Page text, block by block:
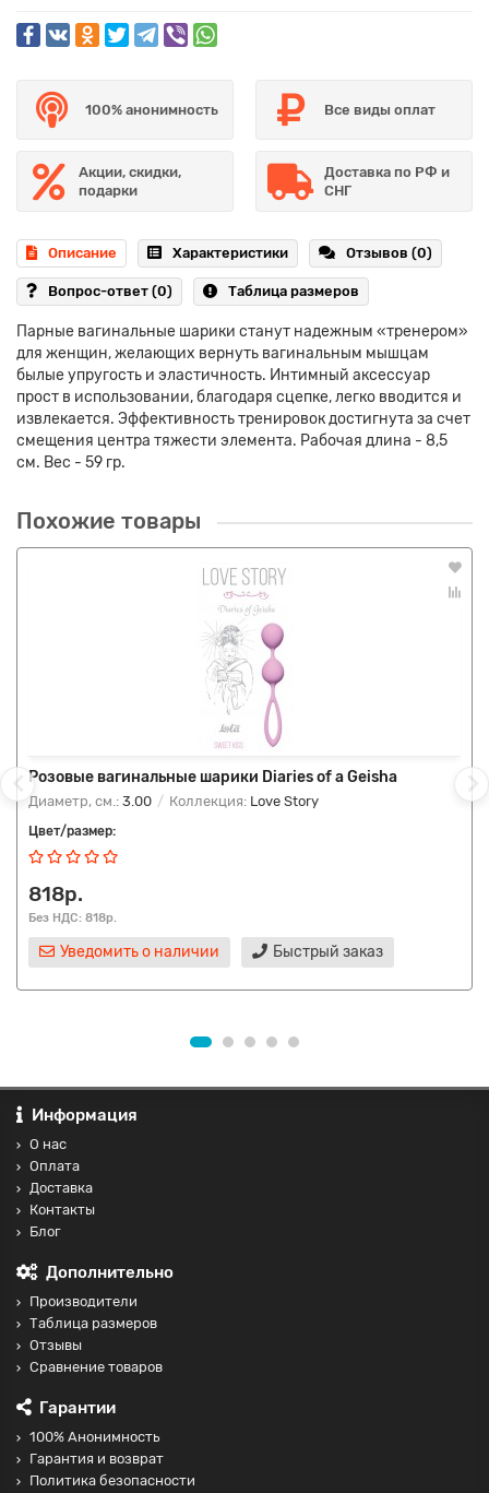
100% анонимность Все виды оплат
Акции, скидки,
подарки
Доставка по РФ и
СНГ
Описание Характеристики Отзывов (0)
Вопрос-ответ (0) Таблица размеров
Парные вагинальные шарики станут надежным «тренером»
для женщин, желающих вернуть вагинальным мышцам
былые упругость и эластичность. Интимный аксессуар
прост в использовании, благодаря сцепке, легко вводится и
извлекается. Эффективность тренировок достигнута за счет
смещения центра тяжести элемента. Рабочая длина - 8,5
см. Вес - 59 гр.
Похожие товары
Розовые вагинальные шарики Diaries of a Geisha
Диаметр, см.: 3.00 Коллекция: Love Story
Цвет/размер:
818р.
Без НДС: 818р.
Уведомить о наличии Быстрый заказ
Информация
О нас
Оплата
Доставка
Контакты
Блог
Дополнительно
Производители
Таблица размеров
Отзывы
Сравнение товаров
Гарантии
100% Анонимность
Гарантия и возврат
Политика безопасности